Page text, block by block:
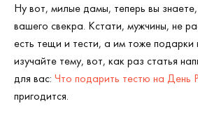
Ну вот, милые дамы, теперь вы
вашего свекра. Кстати, мужчины, не
есть тещи и тести, а им тоже подарки
изучайте тему, вот, как раз статья
для вас: Что подарить тестю на День
пригодится.